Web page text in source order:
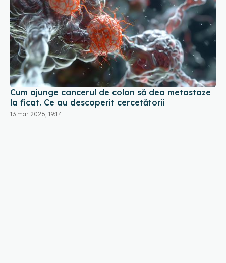
Cum ajunge cancerul de colon să dea metastaze
la ficat. Ce au descoperit cercetătorii
13 mar 2026, 19:14